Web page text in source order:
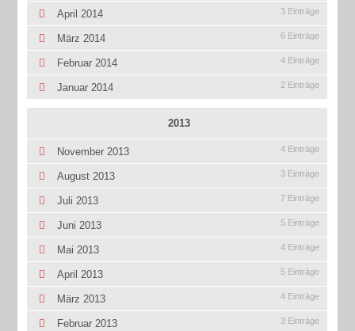
April 2014 3 Einträge
März 2014 6 Einträge
Februar 2014 4 Einträge
Januar 2014 2 Einträge
2013
November 2013 4 Einträge
August 2013 3 Einträge
Juli 2013 7 Einträge
Juni 2013 5 Einträge
Mai 2013 4 Einträge
April 2013 5 Einträge
März 2013 4 Einträge
Februar 2013 3 Einträge